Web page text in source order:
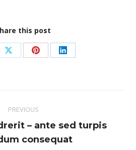
this post
Share Share Share
PREVIOUS
Previous
post:
– ante sed turpis
consequat